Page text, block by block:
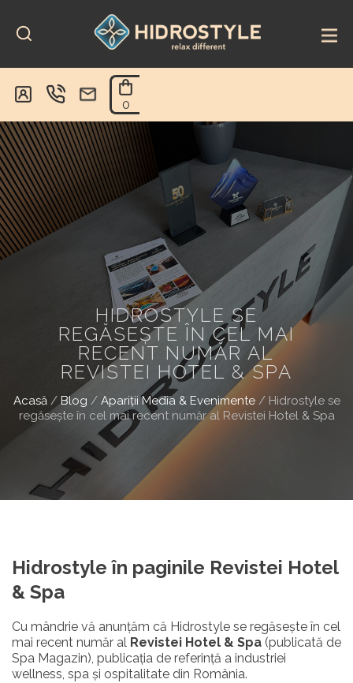
content
0
HIDROSTYLE SE
REGĂSEȘTE ÎN CEL MAI
RECENT NUMĂR AL
REVISTEI HOTEL & SPA
Acasă/Blog / Apariții Media & Evenimente/ Hidrostyle se
regăsește în cel mai recent număr al Revistei Hotel & Spa
Hidrostyle în paginile Revistei Hotel
& Spa
Cu mândrie vă anunțăm că Hidrostyle se regăsește în cel
mai recent număr al Revistei Hotel & Spa (publicată de
Spa Magazin), publicația de referință a industriei
wellness, spa și ospitalitate din România.